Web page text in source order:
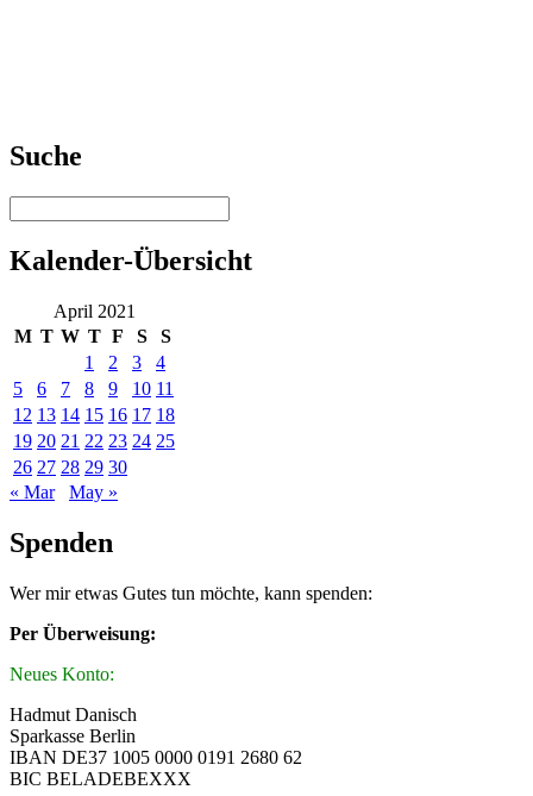
Suche
Kalender-Übersicht
April 2021
M T W T F S
S
1
2 3
4
5
6 7 8 9 10 11
12 13 14 15 16 17 18
19 20 21 22 23 24 25
26 27 28 29 30
« Mar
May »
Spenden
Wer mir etwas Gutes tun möchte, kann spenden:
Per Überweisung:
Neues Konto:
Hadmut Danisch
Sparkasse Berlin
IBAN DE37 1005 0000 0191 2680 62
BIC BELADEBEXXX